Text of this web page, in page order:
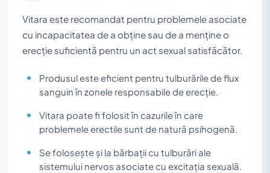
Vitara este recomandat pentru problemele asociate
cu incapacitatea de a obține sau de a menține o
erecție suficientă pentru un act sexual satisfăcător.
Produsul este eficient pentru tulburările de flux
sanguin în zonele responsabile de erecție.
Vitara poate fi folosit în cazurile în care
problemele erectile sunt de natură psihogenă.
Se folosește și la bărbații cu tulburări ale
sistemului nervos asociate cu excitația sexuală.